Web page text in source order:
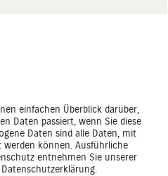
einfachen Überblick darüber,
Daten passiert, wenn Sie diese
Daten sind alle Daten, mit
werden können. Ausführliche
entnehmen Sie unserer